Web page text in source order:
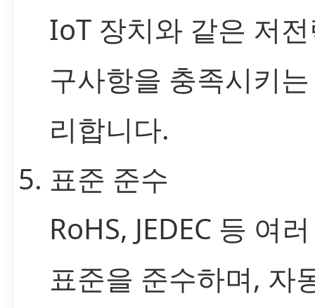
IoT 장치와 같은 저
구사항을 충족시키
리합니다.
표준 준수
RoHS, JEDEC 등 여
표준을 준수하며, 자